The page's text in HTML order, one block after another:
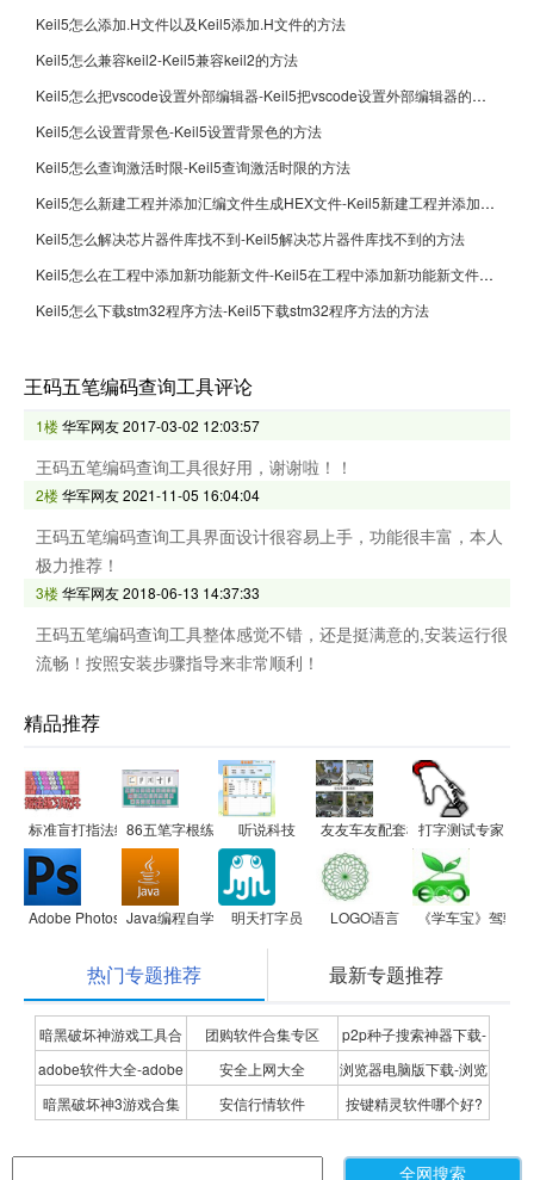
Keil5怎么添加.H文件以及Keil5添加.H文件的方法
Keil5怎么兼容keil2-Keil5兼容keil2的方法
Keil5怎么把vscode设置外部编辑器-Keil5把vscode设置外部编辑器的方法
Keil5怎么设置背景色-Keil5设置背景色的方法
Keil5怎么查询激活时限-Keil5查询激活时限的方法
Keil5怎么新建工程并添加汇编文件生成HEX文件-Keil5新建工程并添加汇编文件生成HEX文件的方法
Keil5怎么解决芯片器件库找不到-Keil5解决芯片器件库找不到的方法
Keil5怎么在工程中添加新功能新文件-Keil5在工程中添加新功能新文件的方法
Keil5怎么下载stm32程序方法-Keil5下载stm32程序方法的方法
王码五笔编码查询工具评论
1楼华军网友2017-03-02 12:03:57
王码五笔编码查询工具很好用，谢谢啦！！
2楼华军网友2021-11-05 16:04:04
王码五笔编码查询工具界面设计很容易上手，功能很丰富，本人
极力推荐！
3楼华军网友2018-06-13 14:37:33
王码五笔编码查询工具整体感觉不错，还是挺满意的,安装运行很
流畅！按照安装步骤指导来非常顺利！
精品推荐
标准盲打指法练习86五笔字根练习 听说科技 友友车友配套模拟学车软件
打字测试专家
Adobe Photoshop CS5 ACE Exam Aid
Java编程自学软件明天打字员 LOGO语言 《学车宝》驾驶
热门专题推荐 最新专题推荐
暗黑破坏神游戏工具合
集
团购软件合集专区
p2p种子搜索神器下载-
P2P种子搜索神器专题
adobe软件大全-adobe
全系列软件下载-adobe
安全上网大全
浏览器电脑版下载-浏览
器下载合集
暗黑破坏神3游戏合集 安信行情软件
按键精灵软件哪个好?